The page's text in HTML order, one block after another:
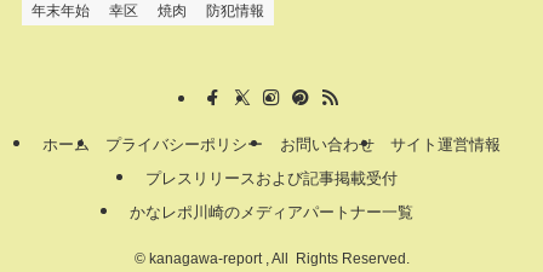
年末年始
幸区 焼肉 防犯情報
ホーム プライバシーポリシー お問い合わせ
サイト運営情報
プレスリリースおよび記事掲載受付
かなレポ川崎のメディアパートナー一覧
©kanagawa-report , All Rights Reserved.